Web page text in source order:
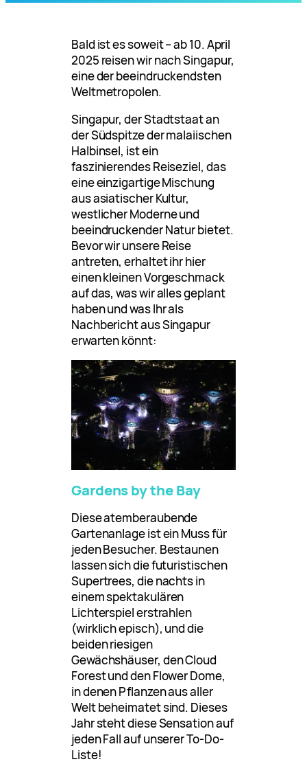
Bald ist es soweit – ab 10. April
2025 reisen wir nach Singapur,
eine der beeindruckendsten
Weltmetropolen.
Singapur, der Stadtstaat an
der Südspitze der malaiischen
Halbinsel, ist ein
faszinierendes Reiseziel, das
eine einzigartige Mischung
aus asiatischer Kultur,
westlicher Moderne und
beeindruckender Natur bietet.
Bevor wir unsere Reise
antreten, erhaltet ihr hier
einen kleinen Vorgeschmack
auf das, was wir alles geplant
haben und was Ihr als
Nachbericht aus Singapur
erwarten könnt:
Gardens by the Bay
Diese atemberaubende
Gartenanlage ist ein Muss für
jeden Besucher. Bestaunen
lassen sich die futuristischen
Supertrees, die nachts in
einem spektakulären
Lichterspiel erstrahlen
(wirklich episch), und die
beiden riesigen
Gewächshäuser, den Cloud
Forest und den Flower Dome,
in denen Pflanzen aus aller
Welt beheimatet sind. Dieses
Jahr steht diese Sensation auf
jeden Fall auf unserer To-Do-
Liste!